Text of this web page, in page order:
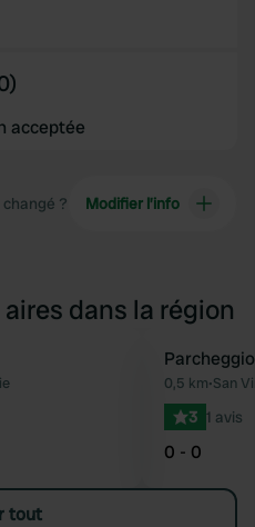
acceptée
changé ? Modifier l’info
dans la région
Préféré0,5 km•San
3 1 avis
0 - 0
tout